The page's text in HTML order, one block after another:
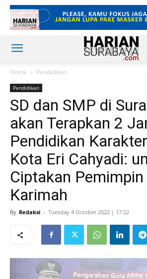
Home Pendidikan
Pendidikan
SD dan SMP di
akan Terapkan 2
Pendidikan
Kota Eri Cahyadi:
Ciptakan
Karimah
By Redaksi - Tuesday 4 October 2022 | 17:22